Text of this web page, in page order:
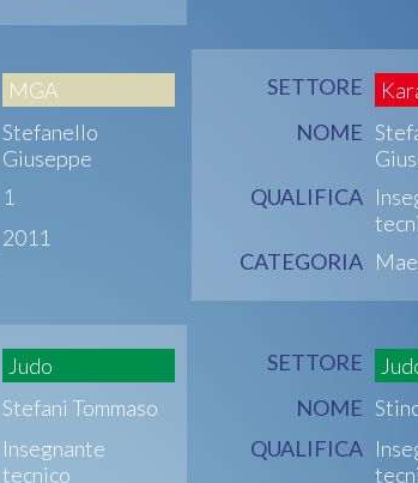
MGA
Stefanello
Giuseppe
1
2011
SETTORE
NOME
QUALIFICA
CATEGORIA
Judo
Stefani Tommaso
Insegnante
tecnico
SETTORE
NOME
QUALIFICA